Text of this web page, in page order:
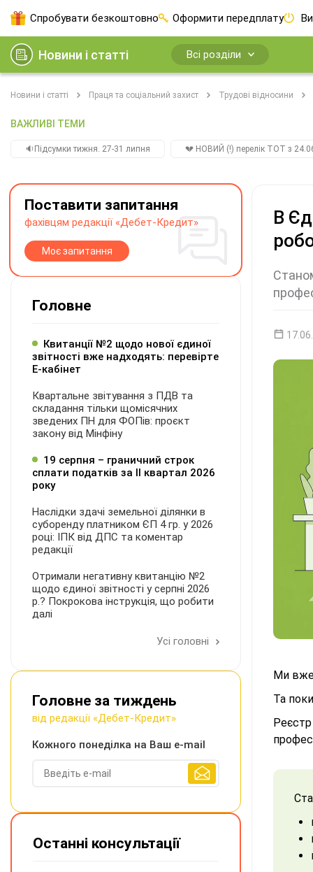
Спробувати безкоштовно Оформити передплату
Новини і статті Всі розділи
Новини і статті Праця та соціальний захист Трудові відносини
ВАЖЛИВІ ТЕМИ
🔉Підсумки тижня. 27-31 липня 💔 НОВИЙ (!) перелік ТОТ з
В
Ми
Та
Поставити запитання
фахівцям редакції «Дебет-Кредит»
Моє запитання
Головне
Квитанції №2 щодо нової єдиної
звітності вже надходять: перевірте
Е-кабінет
Квартальне звітування з ПДВ та
складання тільки щомісячних
зведених ПН для ФОПів: проєкт
закону від Мінфіну
19 серпня – граничний строк
сплати податків за ІI квартал 2026
року
Наслідки здачі земельної ділянки в
суборенду платником ЄП 4 гр. у 2026
році: ІПК від ДПС та коментар
редакції
Отримали негативну квитанцію №2
щодо єдиної звітності у серпні 2026
р.? Покрокова інструкція, що робити
далі
Усі головні
Головне за тиждень
від редакції «Дебет-Кредит»
Кожного понеділка на Ваш e-mail
Останні консультації